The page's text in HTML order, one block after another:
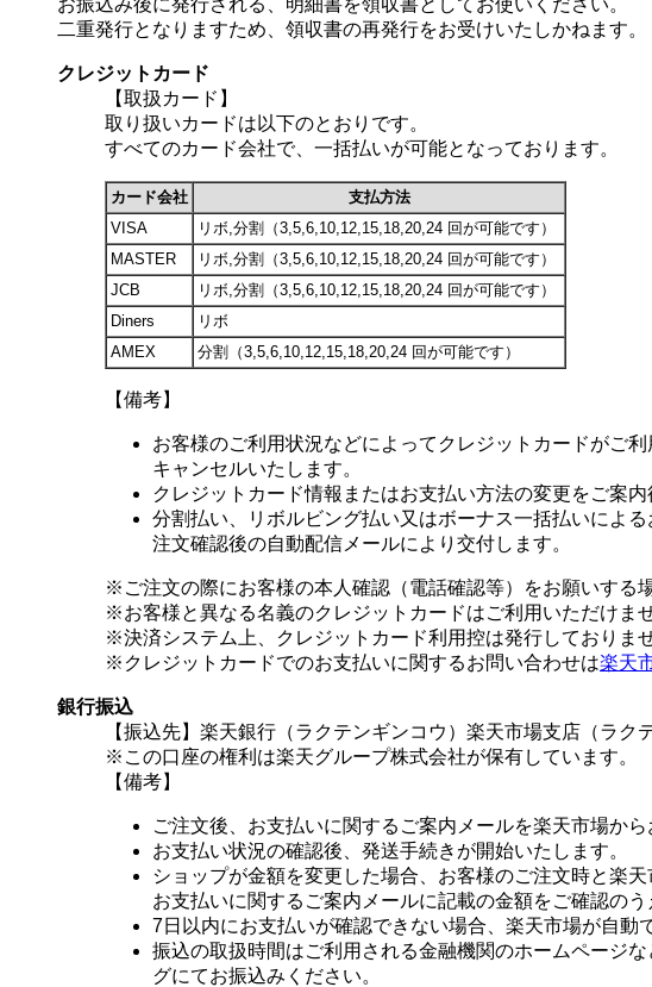
お振込み後に発行される、明細書を領収書としてお使いください。
二重発行となりますため、領収書の再発行をお受けいたしかねます。
クレジットカード
【取扱カード】
取り扱いカードは以下のとおりです。
すべてのカード会社で、一括払いが可能となっております。
カード会社
支払方法
VISA
リボ,分割（3,5,6,10,12,15,18,20,24 回が可能です）
MASTER
リボ,分割（3,5,6,10,12,15,18,20,24 回が可能です）
JCB
リボ,分割（3,5,6,10,12,15,18,20,24 回が可能です）
Diners
リボ
AMEX
分割（3,5,6,10,12,15,18,20,24 回が可能です）
【備考】
お客様のご利用状況などによってクレジットカードがご
キャンセルいたします。
クレジットカード情報またはお支払い方法の変更をご案
分割払い、リボルビング払い又はボーナス一括払いによ
注文確認後の自動配信メールにより交付します。
※ご注文の際にお客様の本人確認（電話確認等）をお願いする
※お客様と異なる名義のクレジットカードはご利用いただけませ
※決済システム上、クレジットカード利用控は発行しておりませ
※クレジットカードでのお支払いに関するお問い合わせは楽天
銀行振込
【振込先】楽天銀行（ラクテンギンコウ）楽天市場支店（ラ
※この口座の権利は楽天グループ株式会社が保有しています。
【備考】
ご注文後、お支払いに関するご案内メールを楽天市場から
お支払い状況の確認後、発送手続きが開始いたします。
ショップが金額を変更した場合、お客様のご注文時と楽
お支払いに関するご案内メールに記載の金額をご確認のう
7日以内にお支払いが確認できない場合、楽天市場が自動
振込の取扱時間はご利用される金融機関のホームページ
グにてお振込みください。